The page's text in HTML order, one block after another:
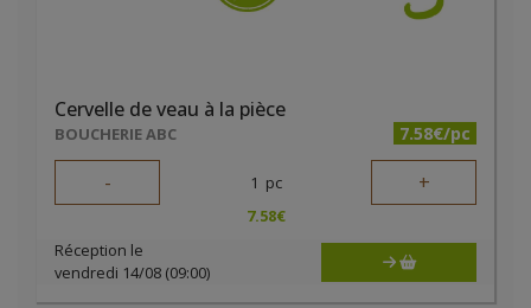
Cervelle de veau à la pièce
BOUCHERIE ABC 7.58€/pc
- 1 pc +
7.58€
Réception le
vendredi 14/08 (09:00)